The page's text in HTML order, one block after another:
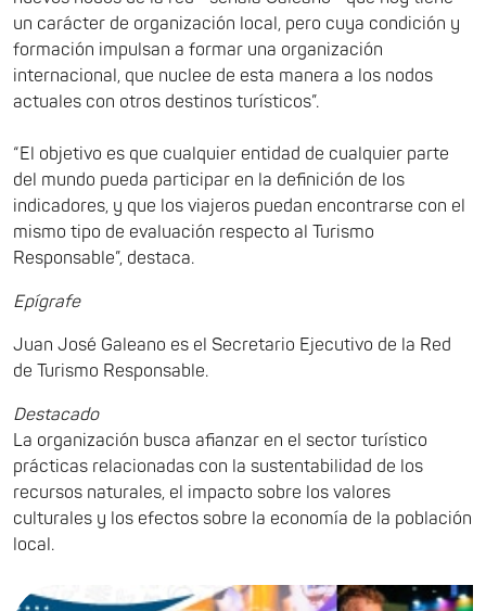
un carácter de organización local, pero cuya condición y
formación impulsan a formar una organización
internacional, que nuclee de esta manera a los nodos
actuales con otros destinos turísticos”.
“El objetivo es que cualquier entidad de cualquier parte
del mundo pueda participar en la definición de los
indicadores, y que los viajeros puedan encontrarse con el
mismo tipo de evaluación respecto al Turismo
Responsable”, destaca.
Epígrafe
Juan José Galeano es el Secretario Ejecutivo de la Red
de Turismo Responsable.
Destacado
La organización busca afianzar en el sector turístico
prácticas relacionadas con la sustentabilidad de los
recursos naturales, el impacto sobre los valores
culturales y los efectos sobre la economía de la población
local.